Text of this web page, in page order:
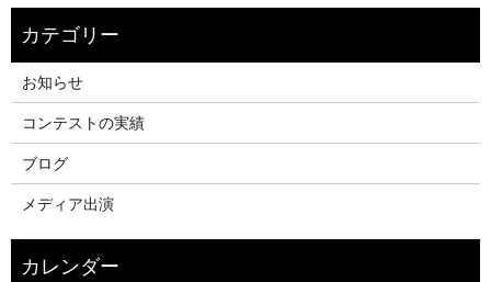
お知らせ
コンテストの実績
ブログ
メディア出演